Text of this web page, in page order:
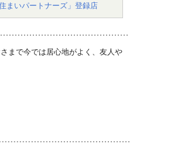
まいパートナーズ」登録店
まで今では居心地がよく、友人や